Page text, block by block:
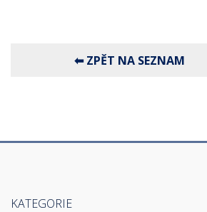
KATEGORIE